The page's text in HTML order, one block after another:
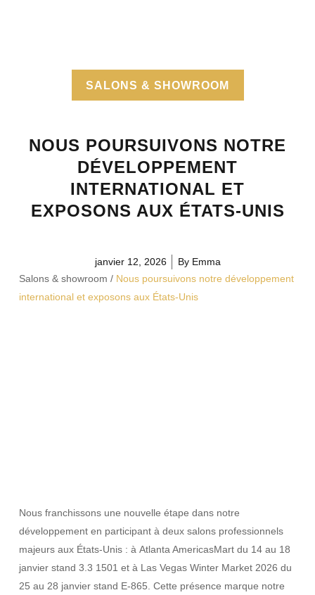
SALONS & SHOWROOM
NOUS POURSUIVONS NOTRE
DÉVELOPPEMENT
INTERNATIONAL ET
EXPOSONS AUX ÉTATS-UNIS
janvier 12, 2026 ByEmma
Salons & showroom /Nous poursuivons notre développement
international et exposons aux États-Unis
Nous franchissons une nouvelle étape dans notre
développement en participant à deux salons professionnels
majeurs aux États-Unis : à Atlanta AmericasMart du 14 au 18
janvierstand 3.3 1501 et à Las Vegas Winter Market 2026 du
25 au 28 janvierstand E-865. Cette présence marque notre